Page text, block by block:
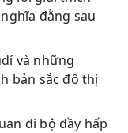
đằng sau
và những
bản sắc đô thị
đi bộ đầy hấp